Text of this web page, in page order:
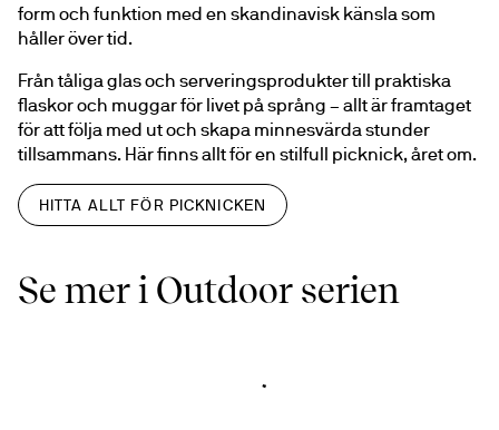
form och funktion med en skandinavisk känsla som
håller över tid.
Från tåliga glas och serveringsprodukter till praktiska
flaskor och muggar för livet på språng – allt är framtaget
för att följa med ut och skapa minnesvärda stunder
tillsammans. Här finns allt för en stilfull picknick, året om.
HITTA ALLT FÖR PICKNICKEN
Se mer i Outdoor serien